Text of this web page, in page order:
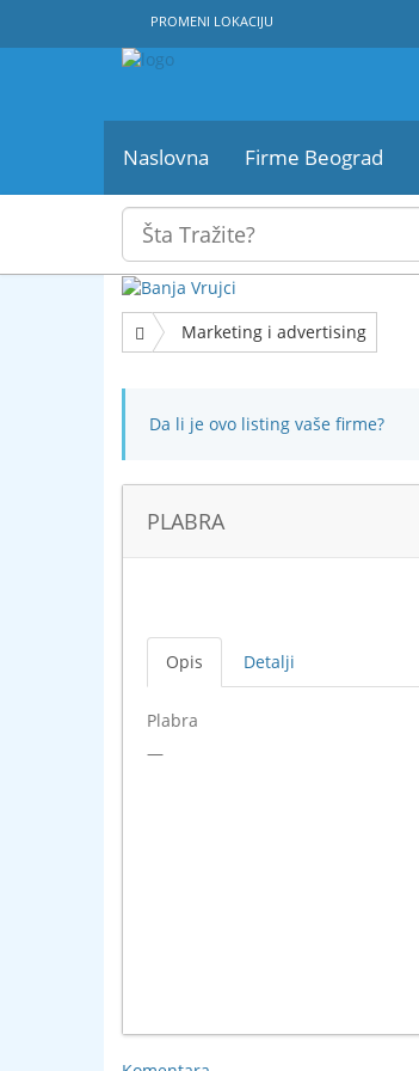
PROMENI LOKACIJU
Naslovna Firme Beograd
Marketing i advertising
Da li je ovo listing vaše firme?
PLABRA
Opis Detalji
Plabra
—